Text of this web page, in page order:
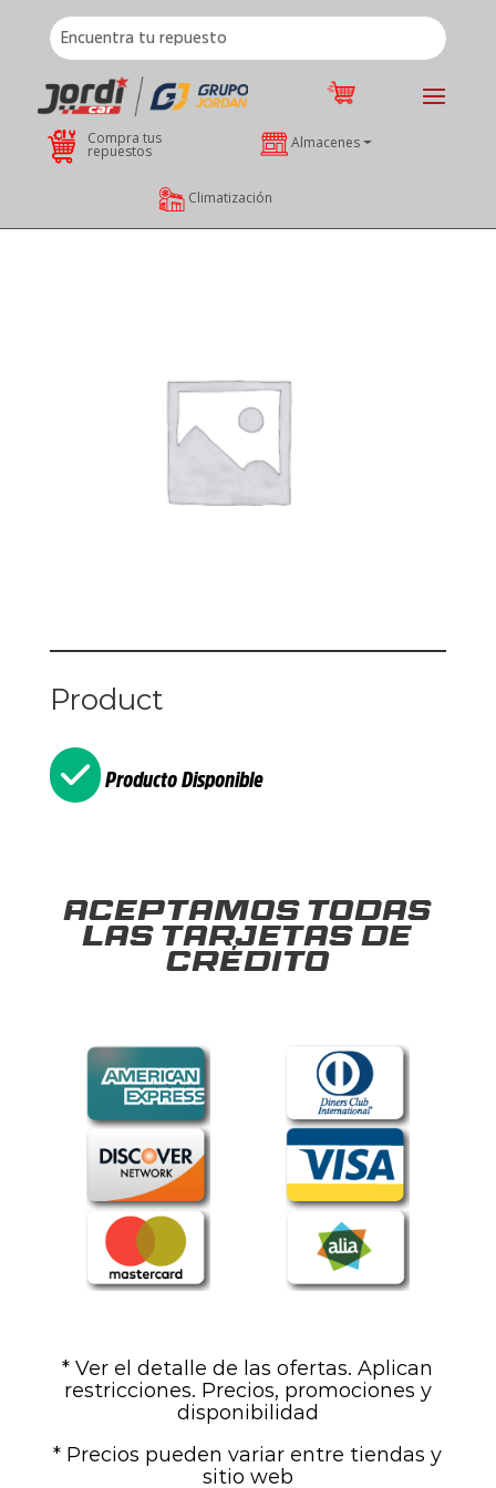
Compra tus
repuestos Almacenes
Climatización
Product
Producto Disponible
Aceptamos todas
las tarjetas de
crédito
* Ver el detalle de las ofertas. Aplican
restricciones. Precios, promociones y
disponibilidad
* Precios pueden variar entre tiendas y
sitio web